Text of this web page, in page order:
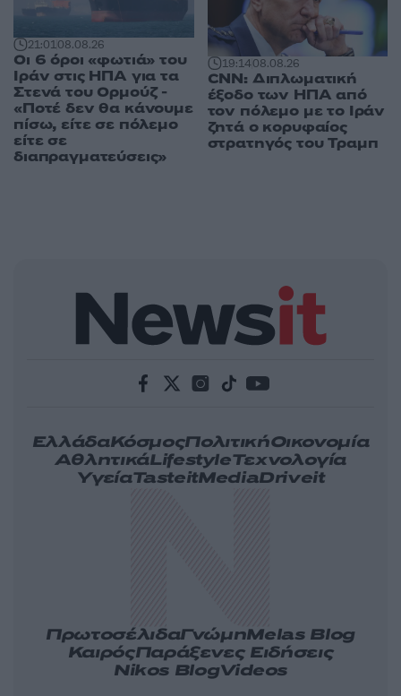
21:0108.08.26
Οι 6 όροι «φωτιά» του
Ιράν στις ΗΠΑ για τα
Στενά του Ορμούζ -
«Ποτέ δεν θα κάνουμε
πίσω, είτε σε πόλεμο
είτε σε
διαπραγματεύσεις»
19:1408.08.26
CNN: Διπλωματική
έξοδο των ΗΠΑ από
τον πόλεμο με το Ιράν
ζητά ο κορυφαίος
στρατηγός του Τραμπ
ΕλλάδαΚόσμοςΠολιτικήΟικονομία
ΑθλητικάLifestyleΤεχνολογία
ΥγείαTasteitMediaDriveit
ΠρωτοσέλιδαΓνώμηMelas Blog
ΚαιρόςΠαράξενες Ειδήσεις
Nikos BlogVideos